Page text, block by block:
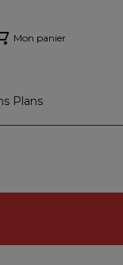
Mon panier
Plans